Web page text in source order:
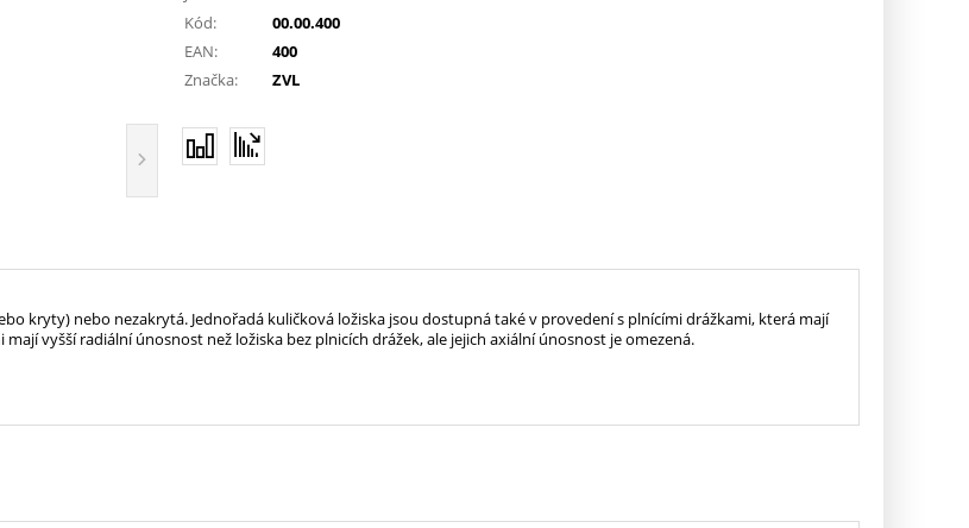
Kód:
00.00.400
EAN:
400
Značka:
ZVL
kryty) nebo nezakrytá. Jednořadá kuličková ložiska jsou dostupná také v provedení s plnícími drážkami, která mají
vyšší radiální únosnost než ložiska bez plnicích drážek, ale jejich axiální únosnost je omezená.